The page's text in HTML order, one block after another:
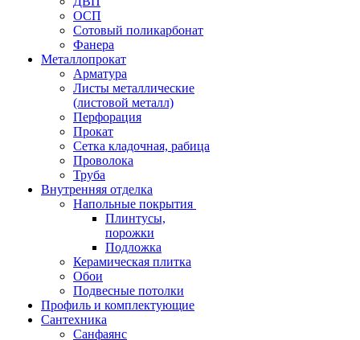
ОСП
Сотовый поликарбонат
Фанера
Металлопрокат
Арматура
Листы металлические
(листовой металл)
Перфорация
Прокат
Сетка кладочная, рабица
Проволока
Труба
Внутренняя отделка
Напольные покрытия
Плинтусы,
порожки
Подложка
Керамическая плитка
Обои
Подвесные потолки
Профиль и комплектующие
Сантехника
Санфаянс